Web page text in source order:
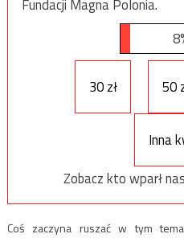
Fundacji Magna Polonia.
30 zł 50
Inna
Zobacz kto wparł
Coś zaczyna ruszać w tym